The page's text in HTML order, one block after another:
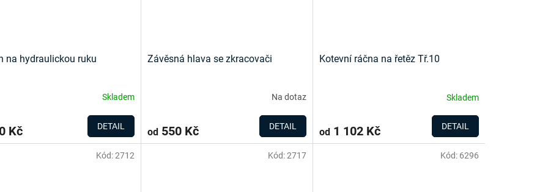
na hydraulickou ruku
Skladem
Kč DETAIL
Závěsná hlava se zkracovači
Na dotaz
od550 Kč DETAIL
Kotevní ráčna na řetěz Tř.10
Skladem
od1 102 Kč DETAIL
Kód:2712 Kód:2717 Kód: 6296